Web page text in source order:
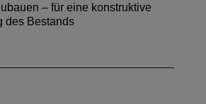
– für eine konstruktive
des Bestands